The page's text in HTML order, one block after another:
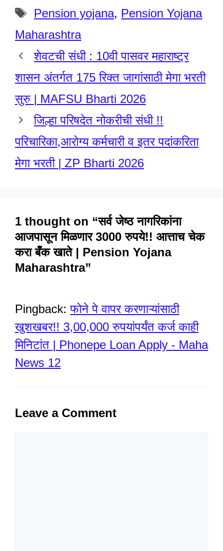
Tags
Pension yojana, Pension Yojana
Maharashtra
शेवटची संधी : 10वी पासवर महाराष्ट्र
शासन अंतर्गत 175 रिक्त जागांसाठी मेगा भरती
सुरु | MAFSU Bharti 2026
जिल्हा परिषदेत नोकरीची संधी !!
परिचारिका,आरोग्य कर्मचारी व इतर पदांकरिता
मेगा भरती | ZP Bharti 2026
1 thought on “सर्व जेष्ठ नागरिकांना
आजपासून मिळणार 3000 रुपये!! आत्ताच चेक
करा बँक खाते | Pension Yojana
Maharashtra”
Pingback:फोने पे वापर करणाऱ्यांसाठी
खुशखबर!! 3,00,000 रुपयांपर्यंत कर्ज काही
मिनिटांत | Phonepe Loan Apply - Maha
News 12
Leave a Comment